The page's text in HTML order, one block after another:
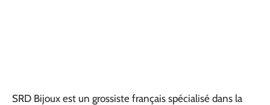
SRD Bijoux est un grossiste français spécialisé dans la